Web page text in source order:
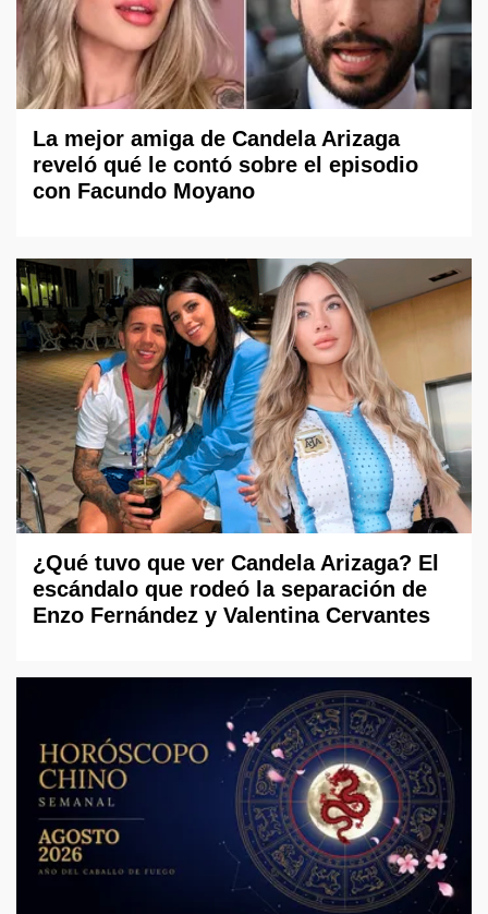
La mejor amiga de Candela Arizaga
reveló qué le contó sobre el episodio
con Facundo Moyano
¿Qué tuvo que ver Candela Arizaga? El
escándalo que rodeó la separación de
Enzo Fernández y Valentina Cervantes